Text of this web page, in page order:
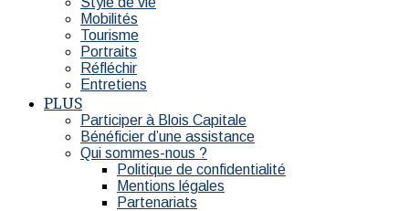
Mobilités
Tourisme
Portraits
Réfléchir
Entretiens
PLUS
Participer à Blois Capitale
Bénéficier d’une assistance
Qui sommes-nous ?
Politique de confidentialité
Mentions légales
Partenariats